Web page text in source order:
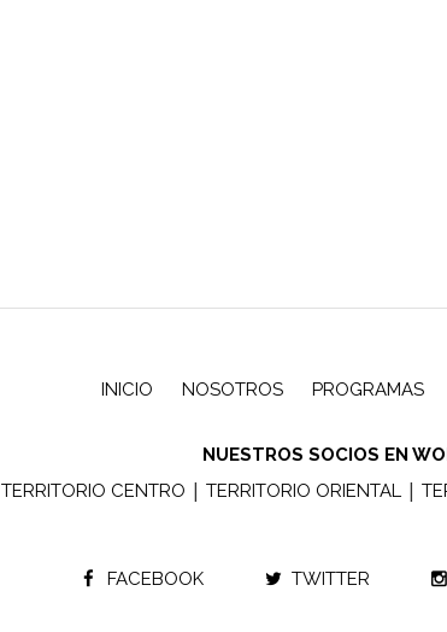
INICIO NOSOTROS PROGRAMAS
NUESTROS SOCIOS EN
TERRITORIO CENTRO | TERRITORIO ORIENTAL|
FACEBOOK TWITTER